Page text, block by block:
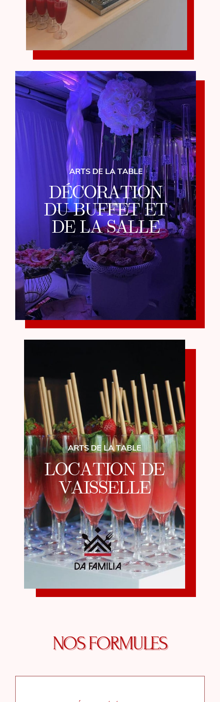
ARTS DE LA TABLE
DÉCORATION
DU BUFFET ET
DE LA SALLE
ARTS DE LA TABLE
LOCATION DE
VAISSELLE
NOS FORMULES